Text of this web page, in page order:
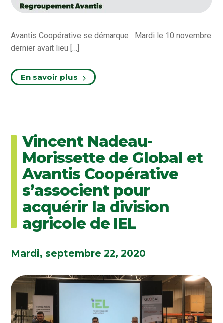
Avantis Coopérative se démarque Mardi le 10 novembre
dernier avait lieu […]
En savoir plus
Vincent Nadeau-
Morissette de Global et
Avantis Coopérative
s’associent pour
acquérir la division
agricole de IEL
Mardi, septembre 22, 2020